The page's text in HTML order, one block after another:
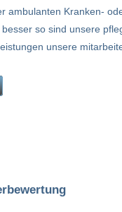
ambulanten Kranken-
so sind unsere
unsere